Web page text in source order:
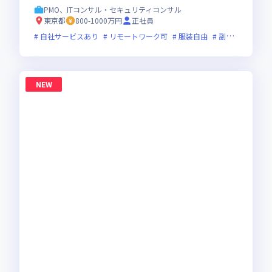
PMO、ITコンサル・セキュリティコンサル
東京都
800-1000万円
正社員
自社サービスあり
リモートワーク可 服装自由 副業可
NEW